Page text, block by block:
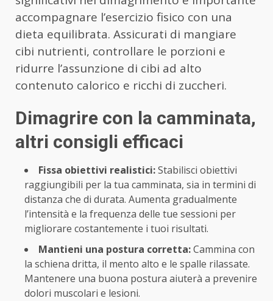
accompagnare l’esercizio fisico con una
dieta equilibrata. Assicurati di mangiare
cibi nutrienti, controllare le porzioni e
ridurre l’assunzione di cibi ad alto
contenuto calorico e ricchi di zuccheri.
Dimagrire con la camminata,
altri consigli efficaci
Fissa obiettivi realistici:Stabilisci obiettivi
raggiungibili per la tua camminata, sia in termini di
distanza che di durata. Aumenta gradualmente
l’intensità e la frequenza delle tue sessioni per
migliorare costantemente i tuoi risultati.
Mantieni una postura corretta:Cammina con
la schiena dritta, il mento alto e le spalle rilassate.
Mantenere una buona postura aiuterà a prevenire
dolori muscolari e lesioni.